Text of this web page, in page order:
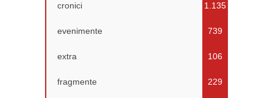
cronici 1.135
evenimente 739
extra 106
fragmente 229